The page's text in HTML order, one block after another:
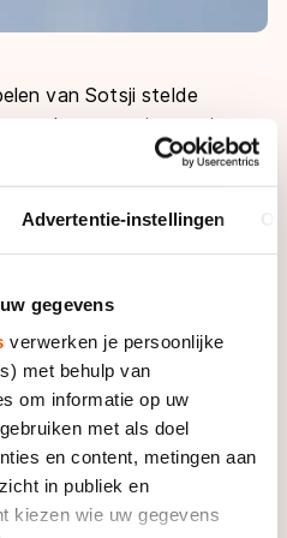
Advertentie-instellingen
gegevens
verwerken je persoonlijke
met behulp van
om informatie op uw
met als doel
en content, metingen aan
in publiek en
kiezen wie uw gegevens
van Sotsji stelde
haar ervaringen vier
naar deze Spelen is heel
stond ik enorm onder
twee seizoenen
zij met een wrange smaak
Vancouver, ondanks het
goud had gewonnen. "Ik
van Vancouver